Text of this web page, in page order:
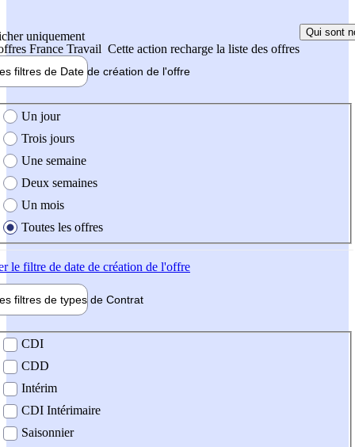
uniquement
France Travail Cette action recharge la liste des offres
Qui sont
filtres de Date de création de l'offre
création de l'offre
Un jour
Trois jours
Une semaine
Deux semaines
Un mois
Toutes les offres
le filtre de date de création de l'offre
filtres de types de Contrat
contrat
CDI
CDD
Intérim
CDI Intérimaire
Saisonnier